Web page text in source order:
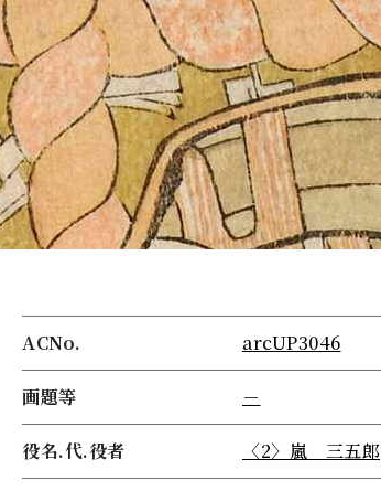
ACNo. arcUP3046
画題等 －
役名.代.役者 〈2〉嵐 三五郎